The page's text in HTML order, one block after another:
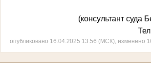
(консультант суда
опубликовано 16.04.2025 13:56 (МСК), изменено